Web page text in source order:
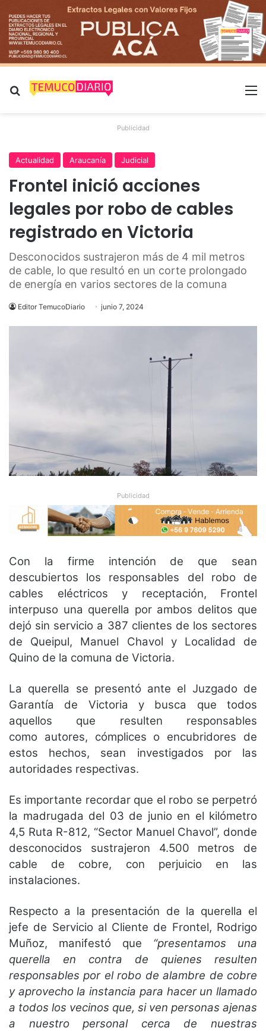
Buscar por
Publicidad
Actualidad Araucanía Judicial
Frontel inició acciones
legales por robo de cables
registrado en Victoria
Desconocidos sustrajeron más de 4 mil metros
de cable, lo que resultó en un corte prolongado
de energía en varios sectores de la comuna
Editor TemucoDiario junio 7, 2024
Publicidad
Con la firme intención de que sean
descubiertos los responsables del robo de
cables eléctricos y receptación, Frontel
interpuso una querella por ambos delitos que
dejó sin servicio a 387 clientes de los sectores
de Queipul, Manuel Chavol y Localidad de
Quino de la comuna de Victoria.
La querella se presentó ante el Juzgado de
Garantía de Victoria y busca que todos
aquellos que resulten responsables
como autores, cómplices o encubridores de
estos hechos, sean investigados por las
autoridades respectivas.
Es importante recordar que el robo se perpetró
la madrugada del 03 de junio en el kilómetro
4,5 Ruta R-812, “Sector Manuel Chavol”, donde
desconocidos sustrajeron 4.500 metros de
cable de cobre, con perjuicio en las
instalaciones.
Respecto a la presentación de la querella el
jefe de Servicio al Cliente de Frontel, Rodrigo
Muñoz, manifestó que “presentamos una
querella en contra de quienes resulten
responsables por el robo de alambre de cobre
y aprovecho la instancia para hacer un llamado
a todos los vecinos que, si ven personas ajenas
a nuestro personal cerca de nuestras